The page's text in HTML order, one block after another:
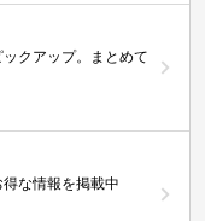
クアップ。まとめて
な情報を掲載中